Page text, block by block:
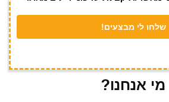
מי אנחנו?